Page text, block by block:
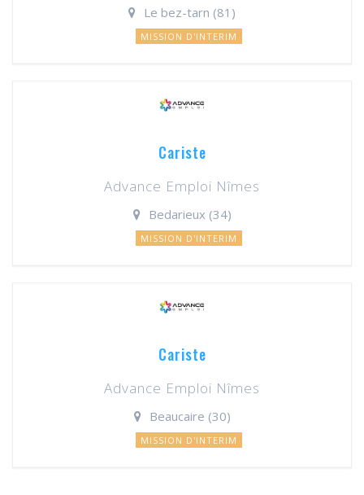
Le bez-tarn (81)
MISSION D'INTERIM
Cariste
Advance Emploi Nîmes
Bedarieux (34)
MISSION D'INTERIM
Cariste
Advance Emploi Nîmes
Beaucaire (30)
MISSION D'INTERIM